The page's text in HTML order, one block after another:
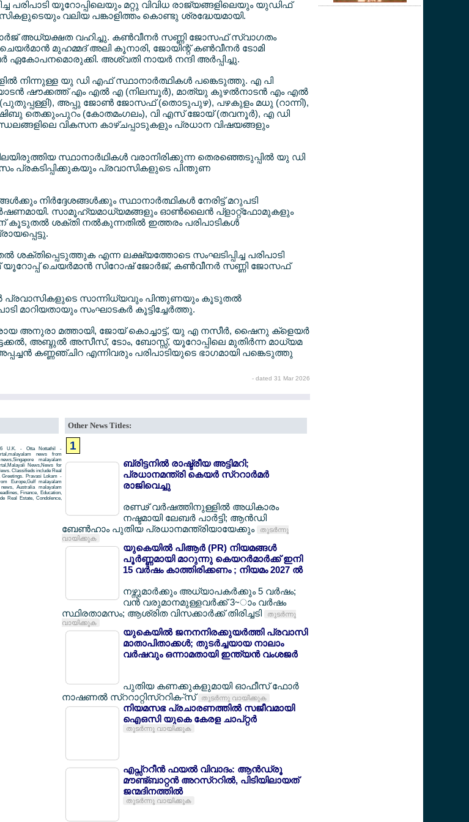
യൂറോപ്പിലെയും മറ്റു വിവിധ രാജ്യങ്ങളിലെയും യുഡിഫ്
വലിയ പങ്കാളിത്തം കൊണ്ടു ശ്രദ്ധേയമായി.
അധ്യക്ഷത വഹിച്ചു. കണ്‍വീനര്‍ സണ്ണി ജോസഫ് സ്വാഗതം
മുഹമ്മദ് അലി കൂനാരി, ജോയിന്റ് കണ്‍വീനര്‍ ടോമി
ഏകോപനമൊരുക്കി. അശ്വതി നായര്‍ നന്ദി അര്‍പ്പിച്ചു.
നിന്നുള്ള യു ഡി എഫ് സ്ഥാനാര്‍ത്ഥികള്‍ പങ്കെടുത്തു. എ പി
ഷൗക്കത്ത് എം എല്‍ എ (നിലമ്പൂര്‍), മാത്യു കുഴല്‍നാടന്‍ എം എല്‍
അപ്പു ജോണ്‍ ജോസഫ് (തൊടുപുഴ), പഴകുളം മധു (റാന്നി),
തെക്കുംപുറം (കോതമംഗലം), വി എസ് ജോയ് (തവനൂര്‍), എ ഡി
വികസന കാഴ്ചപ്പാടുകളും പ്രധാന വിഷയങ്ങളും
സ്ഥാനാര്‍ഥികള്‍ വരാനിരിക്കുന്ന തെരഞ്ഞെടുപ്പില്‍ യു ഡി
പ്രകടിപ്പിക്കുകയും പ്രവാസികളുടെ പിന്തുണ
നിര്‍ദ്ദേശങ്ങള്‍ക്കും സ്ഥാനാര്‍ത്ഥികള്‍ നേരിട്ട് മറുപടി
സാമൂഹ്യമാധ്യമങ്ങളും ഓണ്‍ലൈന്‍ പ്ളാറ്റ്ഫോമുകളും
കൂടുതല്‍ ശക്തി നല്‍കുന്നതില്‍ ഇത്തരം പരിപാടികള്‍
ശക്തിപ്പെടുത്തുക എന്ന ലക്ഷ്യത്തോടെ സംഘടിപ്പിച്ച പരിപാടി
യൂറോപ്പ് ചെയര്‍മാന്‍ സിറോഷ് ജോര്‍ജ്, കണ്‍വീനര്‍ സണ്ണി ജോസഫ്
പ്രവാസികളുടെ സാന്നിധ്യവും പിന്തുണയും കൂടുതല്‍
മാറിയതായും സംഘാടകര്‍ കൂട്ടിച്ചേര്‍ത്തു.
അനുരാ മത്തായി, ജോയ് കൊച്ചാട്ട്, യു എ നസീര്‍, ഷൈനു ക്ളെയര്‍
അബ്ദുല്‍ അസീസ്, ടോം, ബോസ്സ്, യൂറോപ്പിലെ മുതിര്‍ന്ന മാധ്യമ
കണ്ണഞ്ചിറ എന്നിവരും പരിപാടിയുടെ ഭാഗമായി പങ്കെടുത്തു
- dated 31 Mar 2026
U.K. - Otta Nottathil -
news from
malayalam
News,News for
Classifieds include Real
Greetings. Pravasi Lokam -
Europe,Gulf malayalam
Australia malayalam
Finance, Education,
Real Estate, Condolence,
Other News Titles:
1
ബ്രിട്ടനില്‍ രാഷ്ട്രീയ അട്ടിമറി;
പ്രധാനമന്ത്രി കെയര്‍ സ്ററാര്‍മര്‍
രാജിവെച്ചു
രണ്ഢ് വര്‍ഷത്തിനുള്ളില്‍ അധികാരം
നഷ്ടമായി ലേബര്‍ പാര്‍ട്ടി; ആന്‍ഡി
ബേണ്‍ഹാം പുതിയ പ്രധാനമന്ത്രിയായേക്കും
തുടര്‍ന്നു
വായിക്കുക
യുകെയില്‍ പിആര്‍ (PR) നിയമങ്ങള്‍
പൂര്‍ണ്ണമായി മാറുന്നു കെയറര്‍മാര്‍ക്ക് ഇനി
15 വര്‍ഷം കാത്തിരിക്കണം ; നിയമം 2027 ല്‍
നഴ്സുമാര്‍ക്കും അധ്യാപകര്‍ക്കും 5 വര്‍ഷം;
വന്‍ വരുമാനമുള്ളവര്‍ക്ക് 3~ാം വര്‍ഷം
സ്ഥിരതാമസം; ആശ്രിത വിസക്കാര്‍ക്ക് തിരിച്ചടി
തുടര്‍ന്നു
വായിക്കുക
യുകെയില്‍ ജനനനിരക്കുയര്‍ത്തി പ്രവാസി
മാതാപിതാക്കള്‍; തുടര്‍ച്ചയായ നാലാം
വര്‍ഷവും ഒന്നാമതായി ഇന്ത്യന്‍ വംശജര്‍
പുതിയ കണക്കുകളുമായി ഓഫീസ് ഫോര്‍
നാഷണല്‍ സ്ററാറ്റിസ്ററിക-്സ് തുടര്‍ന്നു വായിക്കുക
നിയമസഭ പ്രചാരണത്തില്‍ സജീവമായി
ഐഒസി യുകെ കേരള ചാപ്റ്റര്‍
തുടര്‍ന്നു വായിക്കുക
എപ്സ്ററീന്‍ ഫയല്‍ വിവാദം: ആന്‍ഡ്രൂ
മൗണ്ട്ബാറ്റന്‍ അറസ്ററില്‍, പിടിയിലായത്
ജന്മദിനത്തില്‍
തുടര്‍ന്നു വായിക്കുക